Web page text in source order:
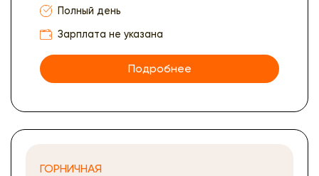
Полный день
Зарплата не указана
Подробнее
ГОРНИЧНАЯ